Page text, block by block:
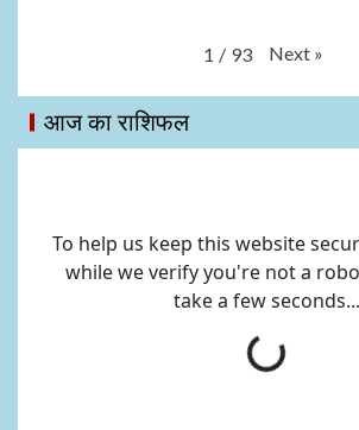
1 / 93 Next »
आज का राशिफल